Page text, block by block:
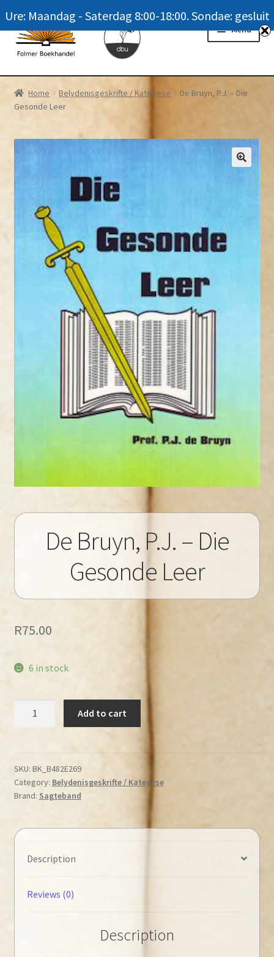
Skip
to
navigation
Skip
to
content
Menu
Homepage
News
Winkel / Shop
Meer oor ons / FAQ
Navrae / Contact Us
Home Belydenisgeskrifte / Kategese
De Bruyn, P.J. – Die
Gesonde Leer
De Bruyn, P.J. – Die
Gesonde Leer
R75.00
6 in stock
Die
Gesonde
Leer
Add to cart
SKU: BK_B482E269
Category: Belydenisgeskrifte / Kategese
Brand: Sagteband
Description
Reviews (0)
Description
Ure: Maandag - Saterdag 8:00-18:00. Sondae: gesluit